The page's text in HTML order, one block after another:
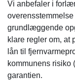
Vi anbefaler i
grundlæggende
klare regler om, at
lån til
kommunens risiko
garantien.